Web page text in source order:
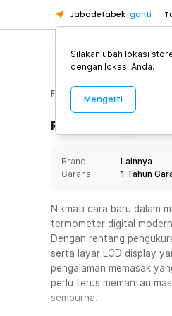
Jabodetabek ganti
Fashion, Make Up & Beauty
Rincian Produk
Brand
Lainnya
Garansi
1 Tahun
Nikmati cara baru dalam
termometer digital
Dengan rentang
serta layar LCD display
pengalaman memasak
perlu terus memantau
sempurna.
Silakan ubah lokasi
dengan lokasi Anda.
Mengerti